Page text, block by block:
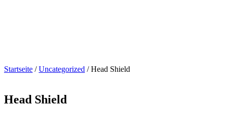
Startseite /Uncategorized / Head Shield
Head Shield